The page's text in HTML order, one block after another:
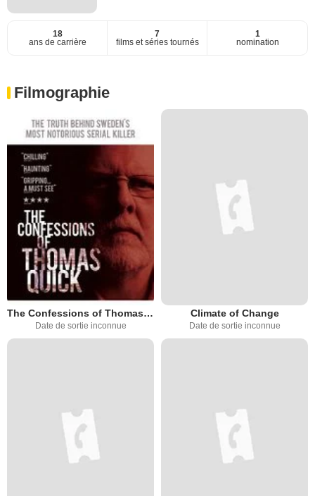
18
ans de carrière
7
films et séries tournés
1
nomination
Filmographie
The Confessions of Thomas Quick
Date de sortie inconnue
Climate of Change
Date de sortie inconnue